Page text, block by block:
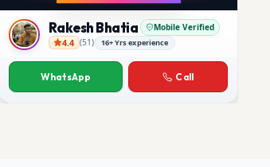
Rakesh Bhatia
Rakesh Bhatia Mobile Verified
4.4 (51) 16+ Yrs experience
WhatsApp Call